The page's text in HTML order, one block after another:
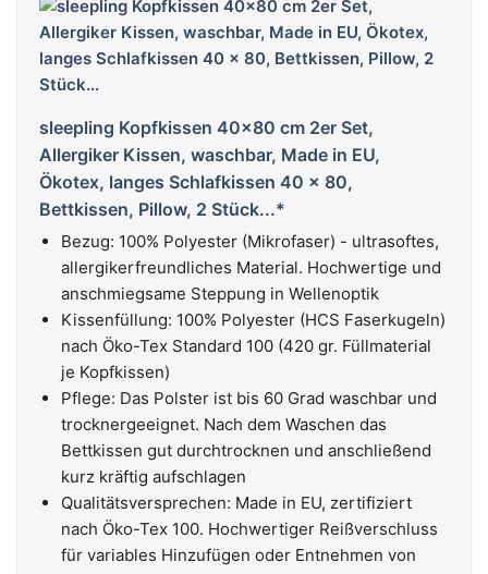
sleepling Kopfkissen 40x80 cm 2er Set,
Allergiker Kissen, waschbar, Made in EU,
Ökotex, langes Schlafkissen 40 x 80,
Bettkissen, Pillow, 2 Stück...*
Bezug: 100% Polyester (Mikrofaser) - ultrasoftes,
allergikerfreundliches Material. Hochwertige und
anschmiegsame Steppung in Wellenoptik
Kissenfüllung: 100% Polyester (HCS Faserkugeln)
nach Öko-Tex Standard 100 (420 gr. Füllmaterial
je Kopfkissen)
Pflege: Das Polster ist bis 60 Grad waschbar und
trocknergeeignet. Nach dem Waschen das
Bettkissen gut durchtrocknen und anschließend
kurz kräftig aufschlagen
Qualitätsversprechen: Made in EU, zertifiziert
nach Öko-Tex 100. Hochwertiger Reißverschluss
für variables Hinzufügen oder Entnehmen von